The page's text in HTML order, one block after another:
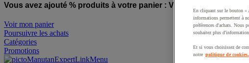
Vous avez ajouté % produits à votre panier : Vous avez ajouté un
Voir mon panier
Poursuivre les achats
Catégories
Promotions
En cliquant sur le bouton «
informations permettent à
préférences d'achats. Nous
souhaitez plus
Et si vous choisissez de
notre politique de cookies.